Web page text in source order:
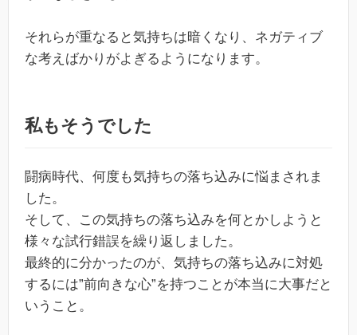
それらが重なると気持ちは暗くなり、ネガティブ
な考えばかりがよぎるようになります。
私もそうでした
闘病時代、何度も気持ちの落ち込みに悩まされま
した。
そして、この気持ちの落ち込みを何とかしようと
様々な試行錯誤を繰り返しました。
最終的に分かったのが、気持ちの落ち込みに対処
するには”前向きな心”を持つことが本当に大事だと
いうこと。